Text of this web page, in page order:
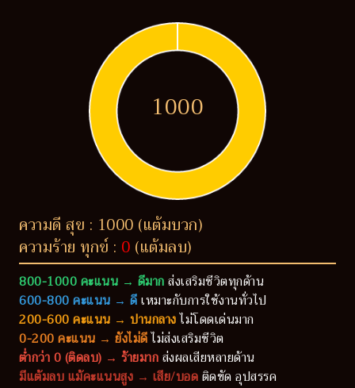
1000
ความดี สุข : 1000 (แต้มบวก)
ความร้าย ทุกข์ : 0 (แต้มลบ)
800-1000 คะแนน → ดีมากส่งเสริมชีวิตทุกด้าน
600-800 คะแนน → ดีเหมาะกับการใช้งานทั่วไป
200-600 คะแนน → ปานกลางไม่โดดเด่นมาก
0-200 คะแนน → ยังไม่ดีไม่ส่งเสริมชีวิต
ต่ำกว่า 0 (ติดลบ) → ร้ายมากส่งผลเสียหลายด้าน
มีแต้มลบ แม้คะแนนสูง → เสีย/บอดติดขัด อุปสรรค